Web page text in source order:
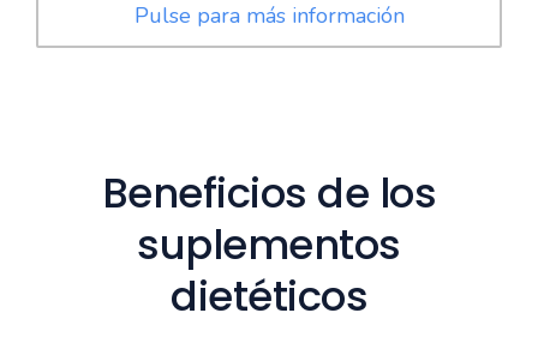
Pulse para más información
Beneficios de los
suplementos
dietéticos